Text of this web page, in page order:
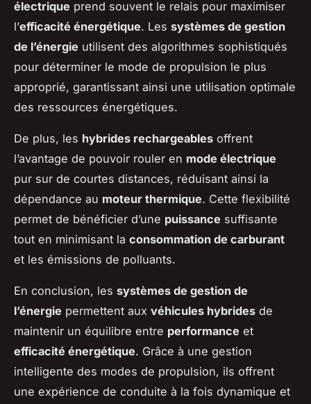
électrique prend souvent le relais pour maximiser
l’efficacité énergétique. Les systèmes de gestion
de l’énergie utilisent des algorithmes sophistiqués
pour déterminer le mode de propulsion le plus
approprié, garantissant ainsi une utilisation optimale
des ressources énergétiques.
De plus, les hybrides rechargeables offrent
l’avantage de pouvoir rouler en mode électrique
pur sur de courtes distances, réduisant ainsi la
dépendance au moteur thermique. Cette flexibilité
permet de bénéficier d’une puissance suffisante
tout en minimisant la consommation de carburant
et les émissions de polluants.
En conclusion, les systèmes de gestion de
l’énergie permettent aux véhicules hybrides de
maintenir un équilibre entre performance et
efficacité énergétique. Grâce à une gestion
intelligente des modes de propulsion, ils offrent
une expérience de conduite à la fois dynamique et